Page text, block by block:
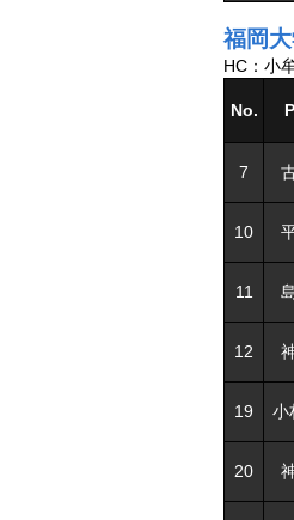
福岡
HC：小
No.
7
10
11
12
19 小
20